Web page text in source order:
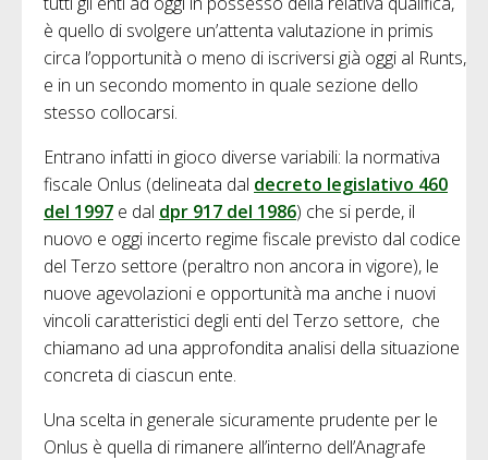
è quello di svolgere un’attenta valutazione in primis
circa l’opportunità o meno di iscriversi già oggi al Runts,
e in un secondo momento in quale sezione dello
stesso collocarsi.
Entrano infatti in gioco diverse variabili: la normativa
fiscale Onlus (delineata dal decreto legislativo 460
del 1997 e dal dpr 917 del 1986) che si perde, il
nuovo e oggi incerto regime fiscale previsto dal codice
del Terzo settore (peraltro non ancora in vigore), le
nuove agevolazioni e opportunità ma anche i nuovi
vincoli caratteristici degli enti del Terzo settore, che
chiamano ad una approfondita analisi della situazione
concreta di ciascun ente.
Una scelta in generale sicuramente prudente per le
Onlus è quella di rimanere all’interno dell’Anagrafe